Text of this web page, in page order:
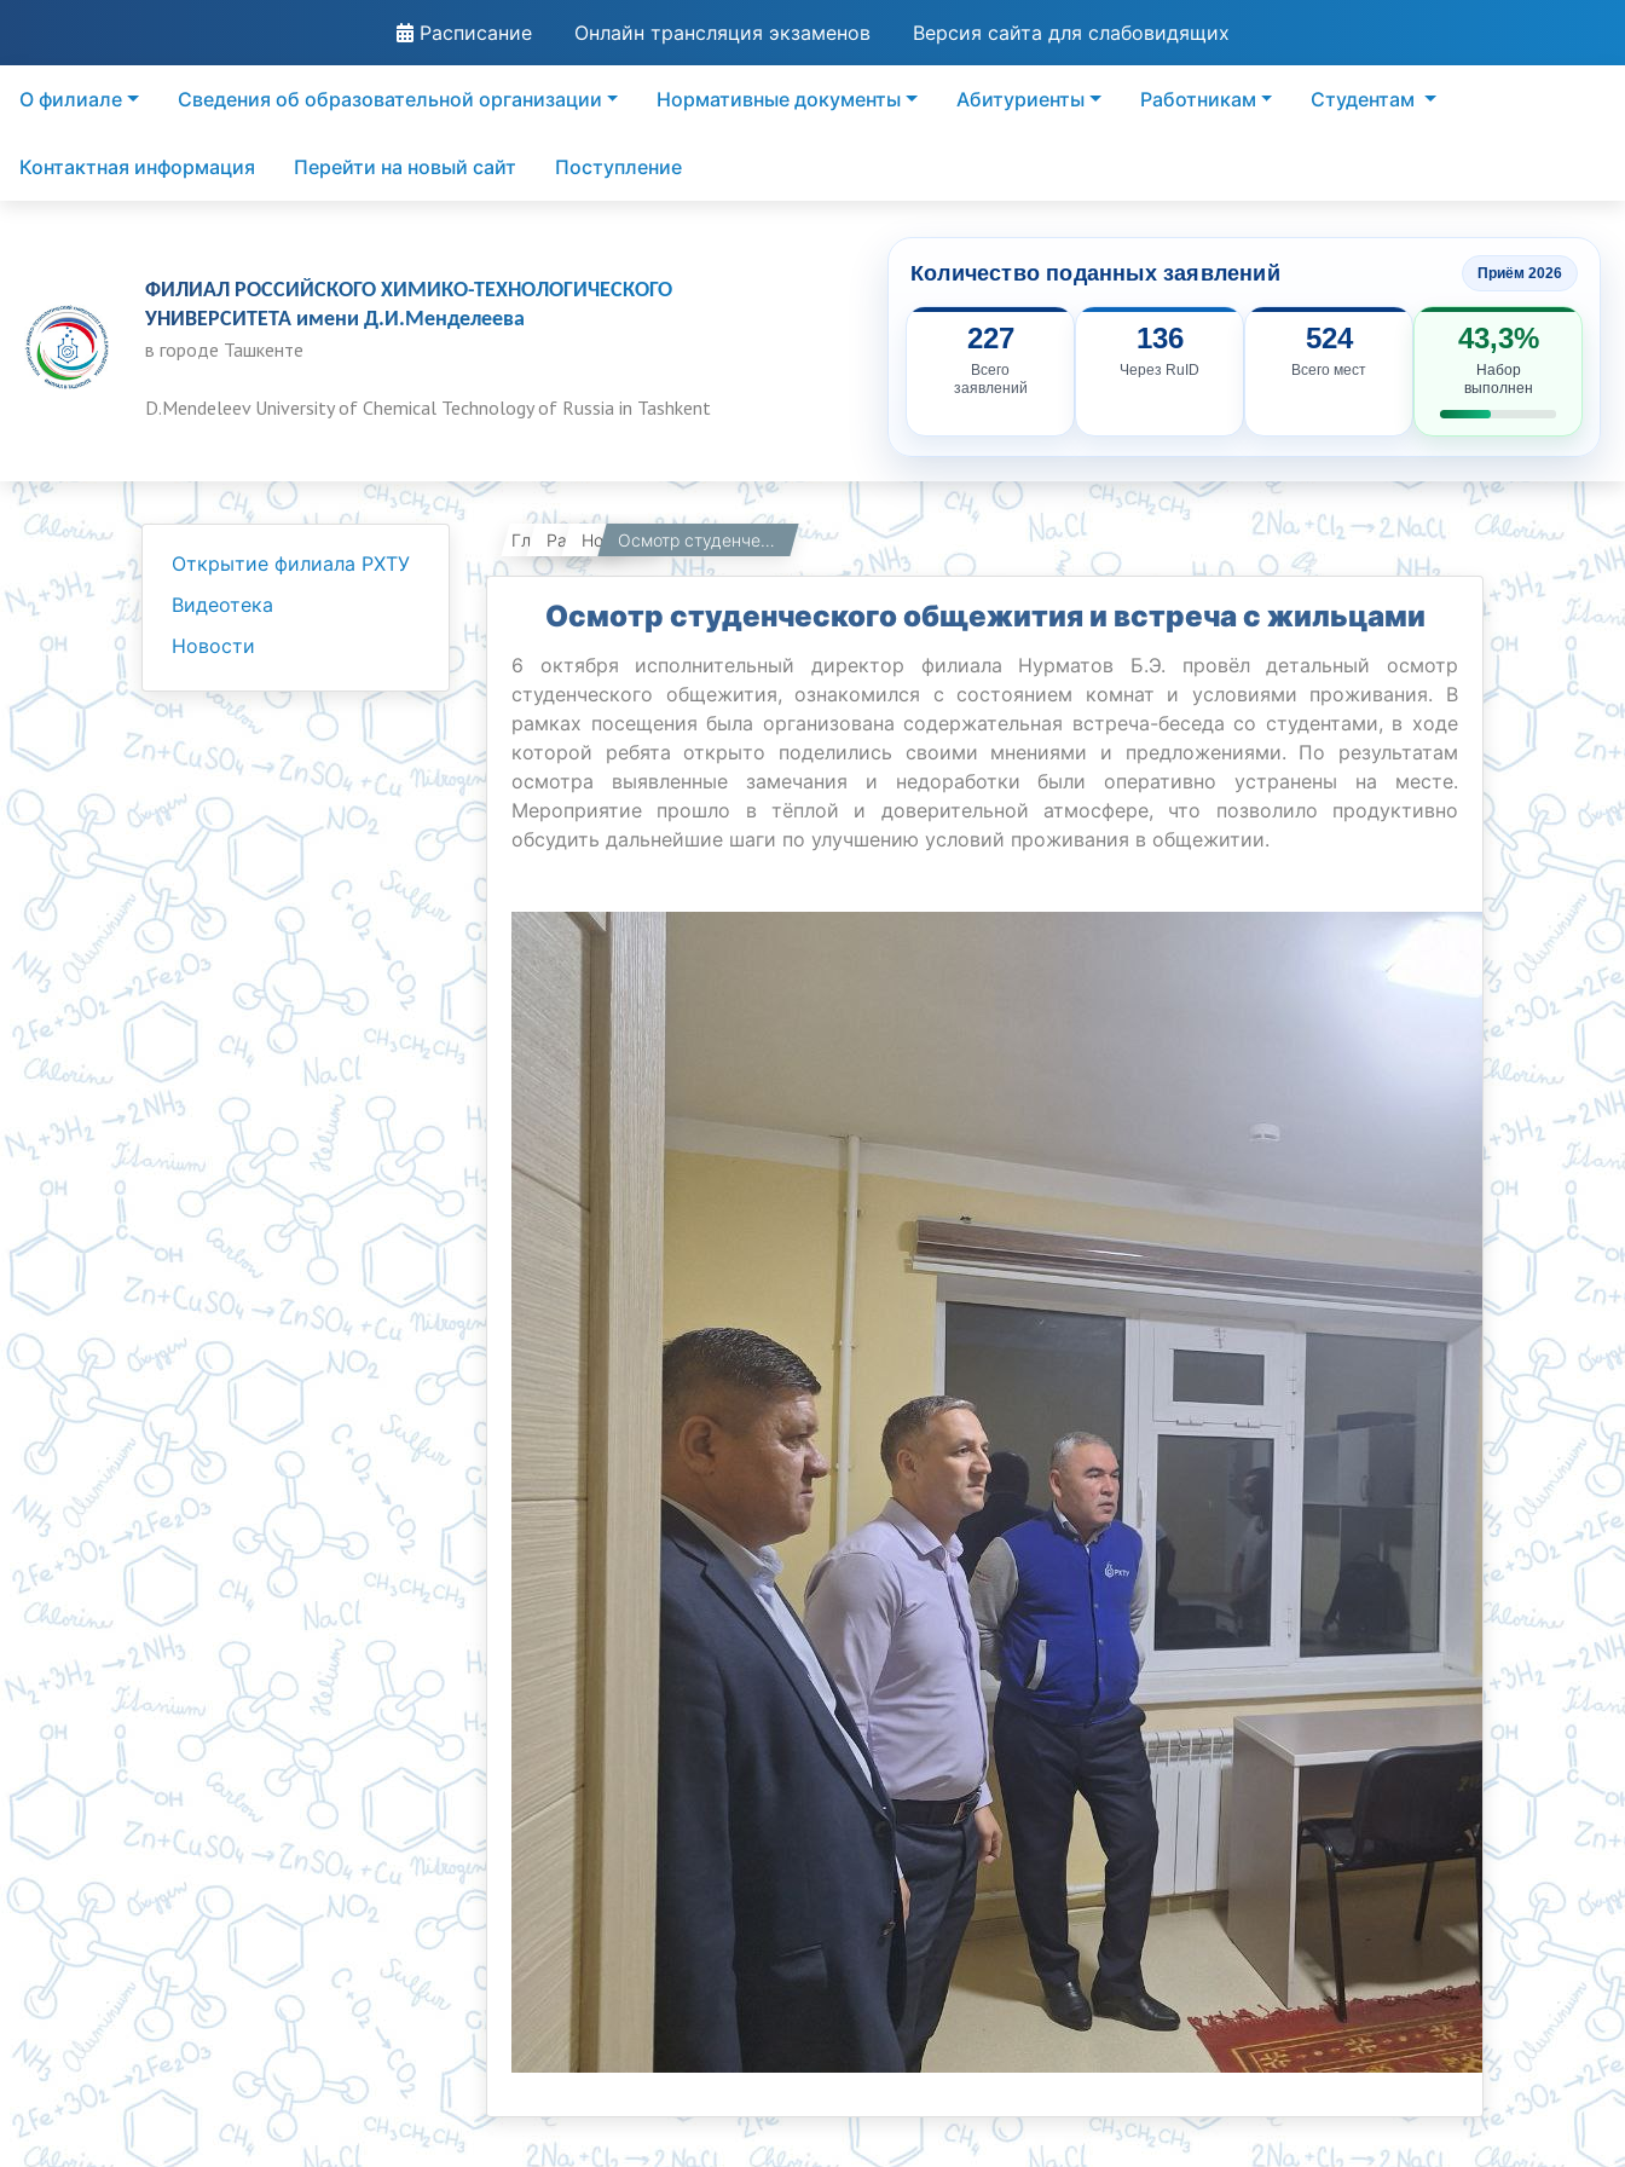
Расписание Онлайн трансляция экзаменов Версия сайта для слабовидящих
О филиале Сведения об образовательной организации Нормативные документы Абитуриенты Работникам Студентам
Контактная информация Перейти на новый сайт Поступление
ФИЛИАЛ РОССИЙСКОГО ХИМИКО-ТЕХНОЛОГИЧЕСКОГО
УНИВЕРСИТЕТА имени Д.И.Менделеева
в городе Ташкенте
D.Mendeleev University of Chemical Technology of Russia in Tashkent
Количество поданных заявлений Приём 2026
227
Всего
заявлений
136
Через RuID
524
Всего мест
43,3%
Набор
выполнен
Открытие филиала РХТУ
Видеотека
Новости
Главная Работникам Новости Осмотр студенческого общежития и встреча с жильцами
Осмотр студенческого общежития и встреча с жильцами
6 октября исполнительный директор филиала Нурматов Б.Э. провёл детальный осмотр
студенческого общежития, ознакомился с состоянием комнат и условиями проживания. В
рамках посещения была организована содержательная встреча-беседа со студентами, в ходе
которой ребята открыто поделились своими мнениями и предложениями. По результатам
осмотра выявленные замечания и недоработки были оперативно устранены на месте.
Мероприятие прошло в тёплой и доверительной атмосфере, что позволило продуктивно
обсудить дальнейшие шаги по улучшению условий проживания в общежитии.